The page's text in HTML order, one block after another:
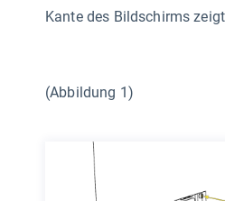
Kante des Bildschirms
(Abbildung 1)